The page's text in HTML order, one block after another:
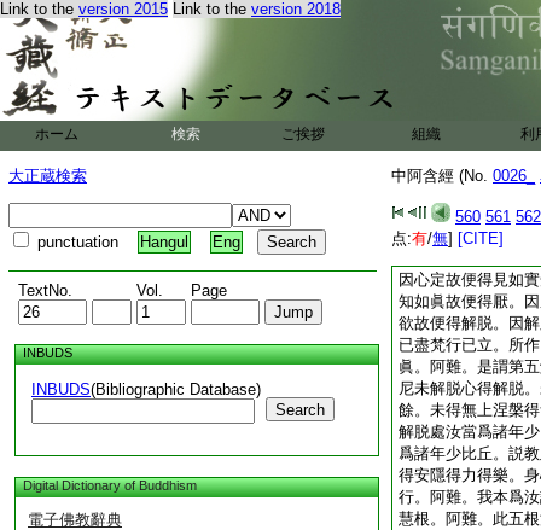
Link to the version 2015 Link to the version 2018
ホーム 検索 ご挨拶 組織 利
大正蔵検索
punctuation Hangul Eng
TextNo. Vol. Page
INBUDS
INBUDS(Bibliographic Database)
Search
Digital Dictionary of Buddhism
電子佛教辭典
中阿含經 (No. 0026_
560 561 562
点:有/無] [CITE]
涅槃。復次阿難。
法。諸智梵行者亦
但如本所聞所誦習
所誦習法者。但隨
分別。若心不思惟
者。但善受持諸三
知法解義故便得歡
喜。因歡喜故便得
因心定故便得見如
知如眞故便得厭。
欲故便得解脱。因
已盡梵行已立。所
眞。阿難。是謂第
尼未解脱心得解脱
餘。未得無上涅槃
解脱處汝當爲諸年
爲諸年少比丘。説
得安隱得力得樂。
行。阿難。我本爲
慧根。阿難。此五